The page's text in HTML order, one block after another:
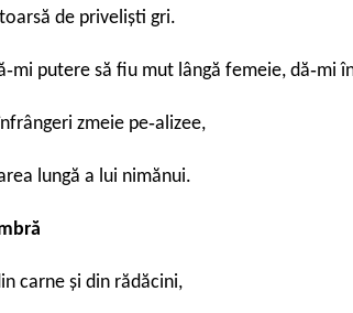
de privelişti gri.
putere să fiu mut lângă femeie, dă‐mi
zmeie pe‐alizee,
lungă a lui nimănui.
carne şi din rădăcini,